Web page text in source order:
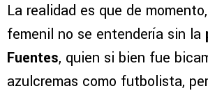
La realidad es que de
femenil no se entendería sin la
Fuentes, quien si bien fue
azulcremas como futbolista,